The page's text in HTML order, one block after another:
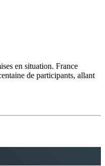
en situation. France
de participants, allant